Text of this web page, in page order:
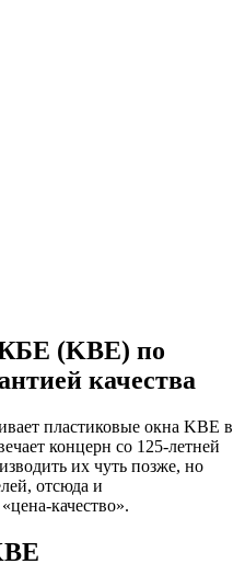
(KBE) по
качества
пластиковые окна KBE в
концерн со 125-летней
их чуть позже, но
отсюда и
качество».